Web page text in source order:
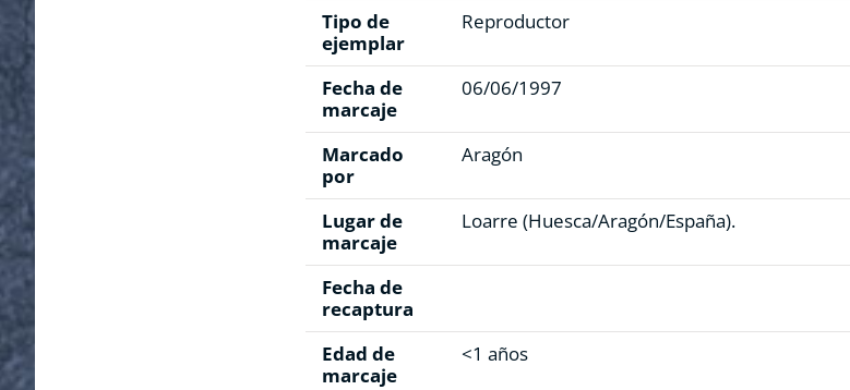
Tipo de
ejemplar
Reproductor
Fecha de
marcaje
06/06/1997
Marcado
por
Aragón
Lugar de
marcaje
Loarre (Huesca/Aragón/España).
Fecha de
recaptura
Edad de
marcaje
<1 años